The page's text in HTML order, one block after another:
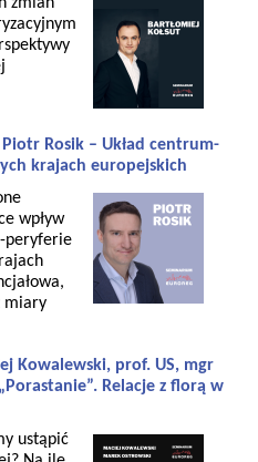
Rosik – Układ centrum-
krajach europejskich
wpływ
peryferie
miary
Kowalewski, prof. US, mgr
Relacje z florą w
ustąpić